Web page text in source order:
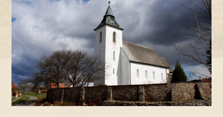
Bibliavasárnapi ünnepi istentisztelet